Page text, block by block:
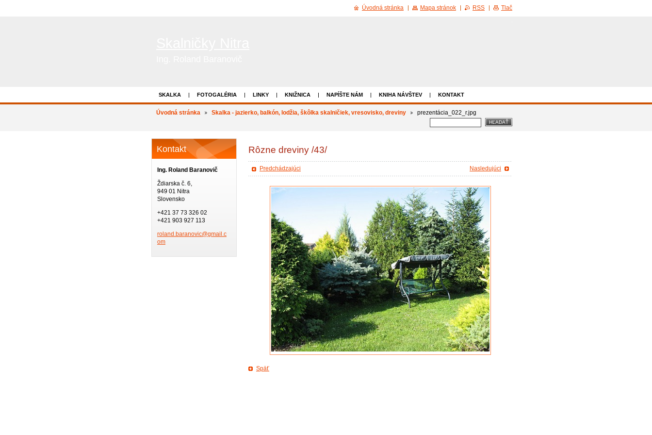
SKALKA FOTOGALÉRIA LINKY KNIŽNICA NAPÍŠTE NÁM KNIHA NÁVŠTEV KONTAKT
Úvodná stránka Skalka - jazierko, balkón, lodžia, škôlka skalničiek, vresovisko, dreviny prezentácia_022_r.jpg
Rôzne dreviny /43/
Predchádzajúci Nasledujúci
Späť
Kontakt
Ing. Roland Baranovič
Ždiarska č. 6,
949 01 Nitra
Slovensko
+421 37 73 326 02
+421 903 927 113
roland.baranovic@gmail.c
om
Úvodná stránka Mapa stránok RSS Tlač